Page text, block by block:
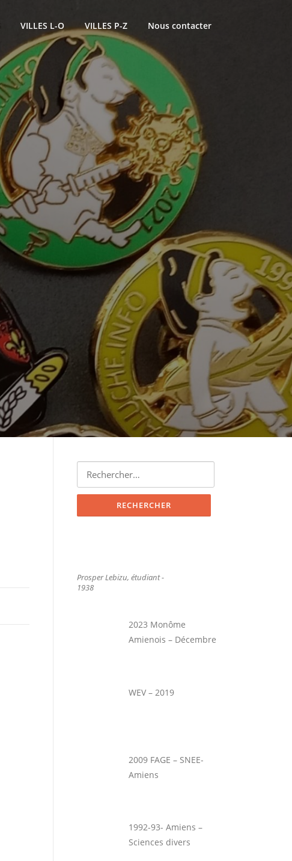
VILLES L-O VILLES P-Z Nous contacter
Rechercher :
Prosper Lebizu, étudiant -
1938
2023 Monôme
Amienois – Décembre
WEV – 2019
2009 FAGE – SNEE-
Amiens
1992-93- Amiens –
Sciences divers